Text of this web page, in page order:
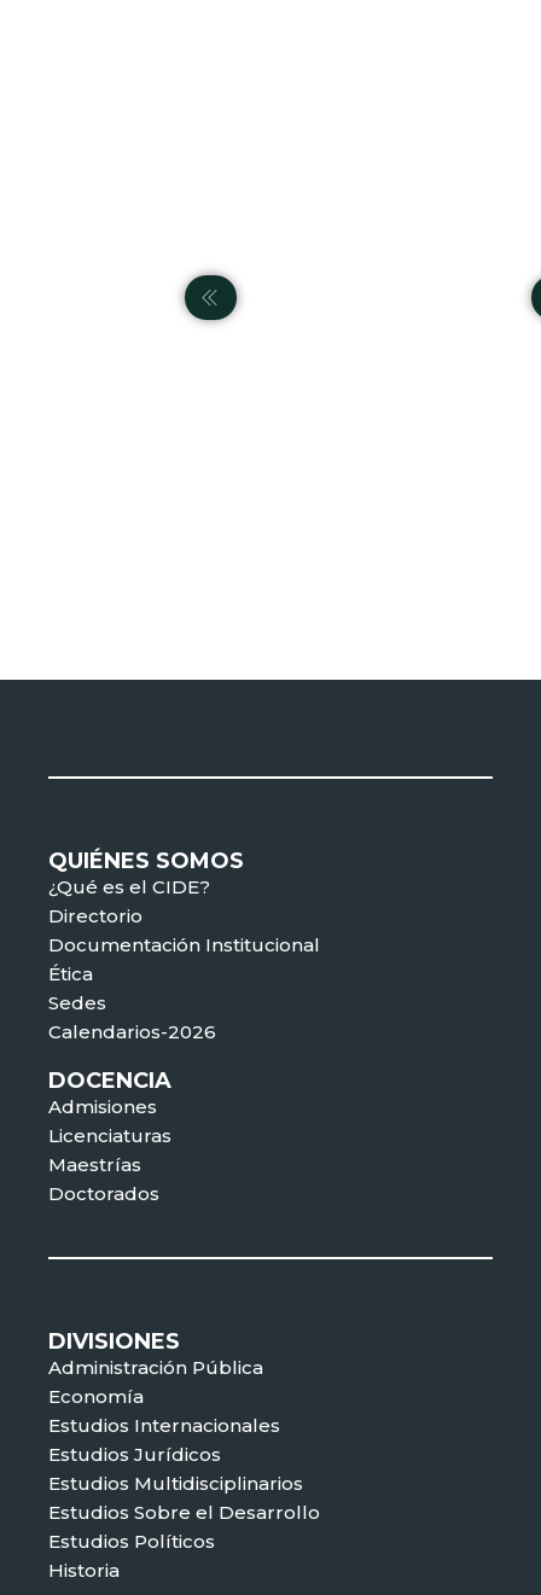
QUIÉNES SOMOS
¿Qué es el CIDE?
Directorio
Documentación Institucional
Ética
Sedes
Calendarios-2026
DOCENCIA
Admisiones
Licenciaturas
Maestrías
Doctorados
DIVISIONES
Administración Pública
Economía
Estudios Internacionales
Estudios Jurídicos
Estudios Multidisciplinarios
Estudios Sobre el Desarrollo
Estudios Políticos
Historia